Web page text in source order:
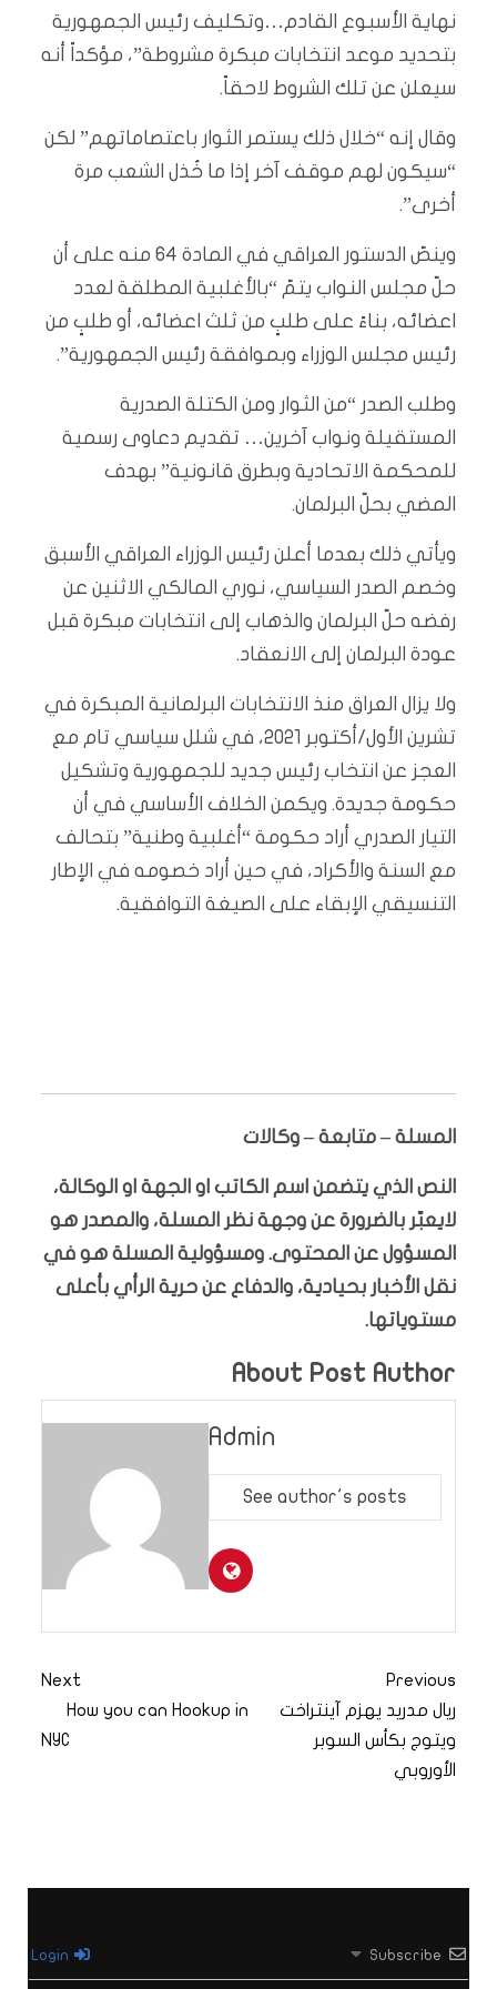
نهاية الأسبوع القادم…وتكليف رئيس الجمهورية
بتحديد موعد انتخابات مبكرة مشروطة”، مؤكداً أنه
سيعلن عن تلك الشروط لاحقاً.
وقال إنه “خلال ذلك يستمر الثوار باعتصاماتهم” لكن
“سيكون لهم موقف آخر إذا ما خُذل الشعب مرة
أخرى”.
وينصّ الدستور العراقي في المادة 64 منه على أن
حلّ مجلس النواب يتمّ “بالأغلبية المطلقة لعدد
اعضائه، بناءً على طلبٍ من ثلث اعضائه، أو طلبٍ من
رئيس مجلس الوزراء وبموافقة رئيس الجمهورية”.
وطلب الصدر “من الثوار ومن الكتلة الصدرية
المستقيلة ونواب آخرين… تقديم دعاوى رسمية
للمحكمة الاتحادية وبطرق قانونية” بهدف
المضي بحلّ البرلمان.
ويأتي ذلك بعدما أعلن رئيس الوزراء العراقي الأسبق
وخصم الصدر السياسي، نوري المالكي الاثنين عن
رفضه حلّ البرلمان والذهاب إلى انتخابات مبكرة قبل
عودة البرلمان إلى الانعقاد.
ولا يزال العراق منذ الانتخابات البرلمانية المبكرة في
تشرين الأول/أكتوبر 2021، في شلل سياسي تام مع
العجز عن انتخاب رئيس جديد للجمهورية وتشكيل
حكومة جديدة. ويكمن الخلاف الأساسي في أن
التيار الصدري أراد حكومة “أغلبية وطنية” بتحالف
مع السنة والأكراد، في حين أراد خصومه في الإطار
التنسيقي الإبقاء على الصيغة التوافقية.
المسلة – متابعة – وكالات
النص الذي يتضمن اسم الكاتب او الجهة او الوكالة،
لايعبّر بالضرورة عن وجهة نظر المسلة، والمصدر هو
المسؤول عن المحتوى. ومسؤولية المسلة هو في
نقل الأخبار بحيادية، والدفاع عن حرية الرأي بأعلى
مستوياتها.
About Post Author
Admin
See author's posts
Previous
ريال مدريد يهزم آينتراخت
ويتوج بكأس السوبر
الأوروبي
Next
How you can Hookup in
NYC
Subscribe